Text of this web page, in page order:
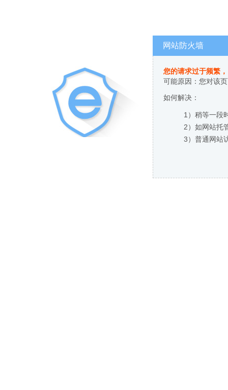
网站防火墙
您的请求过于频繁
可能原因：您对该
如何解决：
1）稍等一段
2）如网站托
3）普通网站